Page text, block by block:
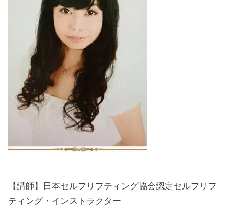
【講師】日本セルフリフティング協会認定セルフリフ
ティング・インストラクター